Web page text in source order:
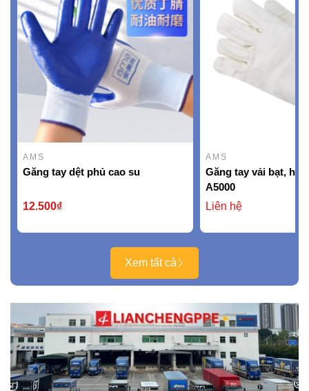
AMS
Găng tay dệt phủ cao su
12.500₫
AMS
Găng tay vải bạt,
A5000
Liên hệ
Xem tất cả